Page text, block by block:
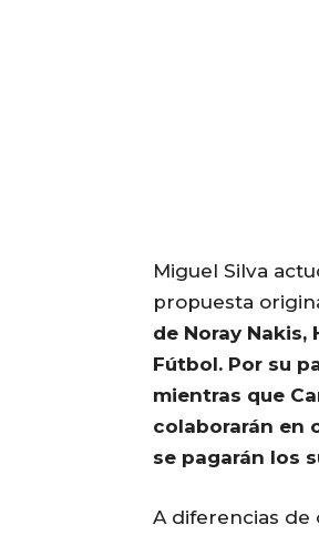
Miguel Silva
propuesta
de Noray
Fútbol. Por su
mientras que
colaborarán en
se pagarán los
A diferencias de